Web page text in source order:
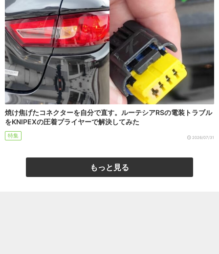
焼け焦げたコネクターを自分で直す。ルーテシアRSの電装トラブル
をKNIPEXの圧着プライヤーで解決してみた
特集 2026/07/31
もっと見る